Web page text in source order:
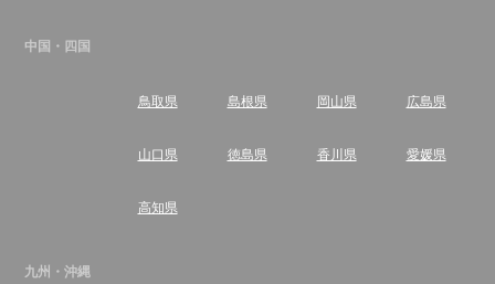
中国・四国
鳥取県 島根県 岡山県 広島県
山口県 徳島県 香川県 愛媛県
高知県
九州・沖縄